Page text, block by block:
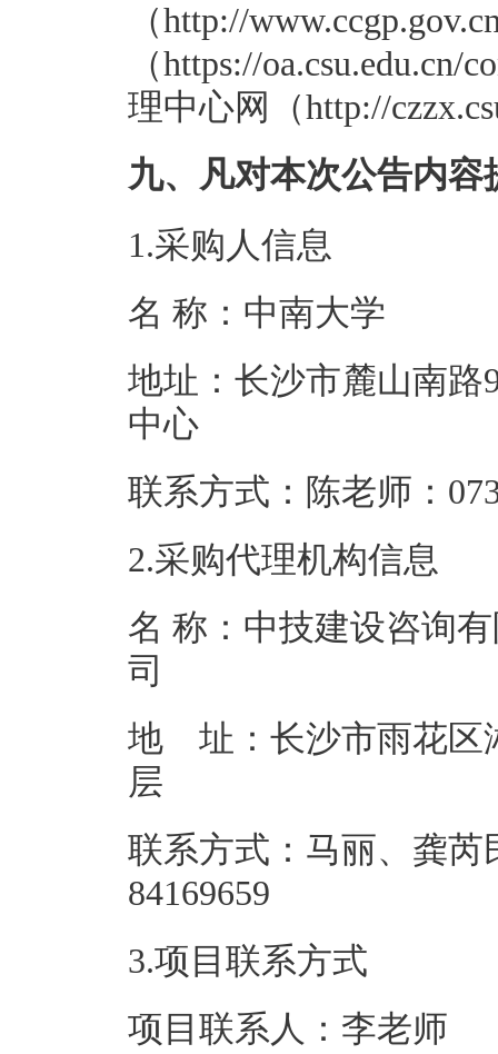
（http://
（https://
理中心网（http://
九、凡对本次公告内
1.采购人信息
名 称：中南
地址：长沙市麓山南路
中心
联系方式：陈老
2.采购代理机构信息
名 称：中技建设咨询
地 址：长沙市雨花区
联系方式：马丽、龚芮
3.项目联系方式
项目联系人：李老师